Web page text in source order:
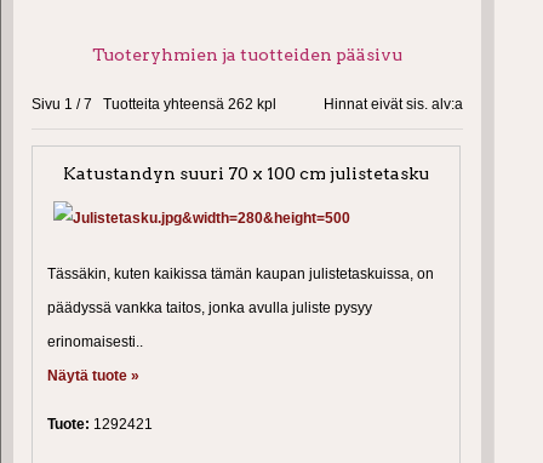
Tuoteryhmien ja tuotteiden pääsivu
Sivu 1 / 7 Tuotteita yhteensä 262 kpl Hinnat eivät sis. alv:a
Katustandyn suuri 70 x 100 cm julistetasku
Tässäkin, kuten kaikissa tämän kaupan julistetaskuissa, on
päädyssä vankka taitos, jonka avulla juliste pysyy
erinomaisesti..
Näytä tuote »
Tuote: 1292421